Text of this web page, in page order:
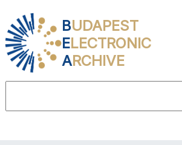
BUDAPEST
ELECTRONIC
ARCHIVE